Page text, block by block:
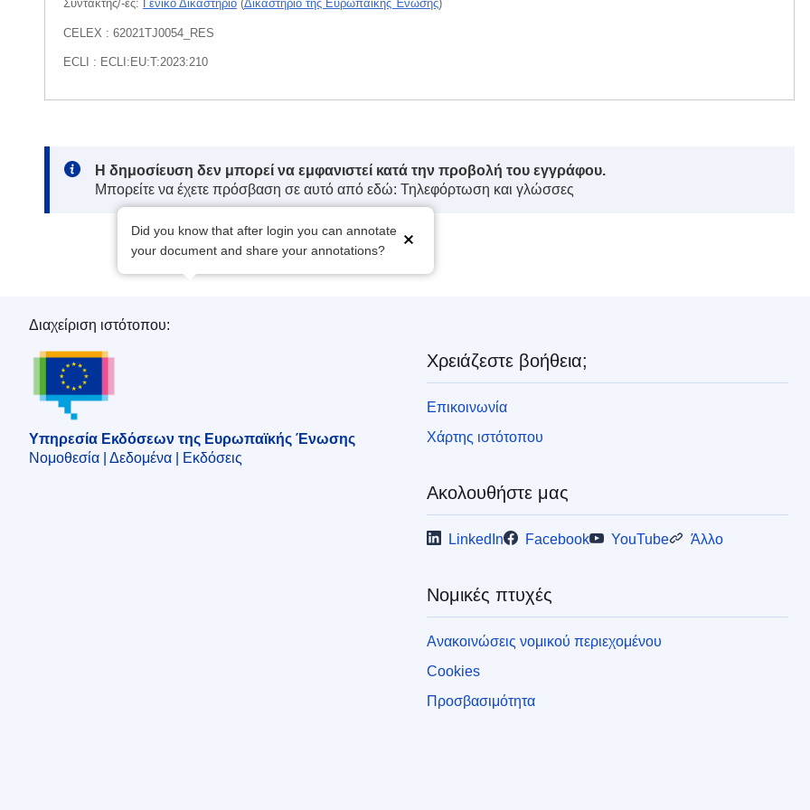
Συντάκτης/-ες: Γενικό Δικαστήριο (Δικαστήριο της Ευρωπαϊκής Ένωσης)
CELEX : 62021TJ0054_RES
ECLI : ECLI:EU:T:2023:210
Note:
Η δημοσίευση δεν μπορεί να εμφανιστεί κατά την προβολή του εγγράφου.
Μπορείτε να έχετε πρόσβαση σε αυτό από εδώ: Τηλεφόρτωση και γλώσσες
Did you know that after login you can annotate
your document and share your annotations?
Υπηρεσία Εκδόσεων της Ευρωπαϊκής Ένωσης
Διαχείριση ιστότοπου:
Υπηρεσία Εκδόσεων της Ευρωπαϊκής Ένωσης
Νομοθεσία | Δεδομένα | Εκδόσεις
Χρειάζεστε βοήθεια;
Επικοινωνία
Χάρτης ιστότοπου
Ακολουθήστε μας
LinkedIn Facebook YouTube Άλλο
Νομικές πτυχές
Ανακοινώσεις νομικού περιεχομένου
Cookies
Προσβασιμότητα